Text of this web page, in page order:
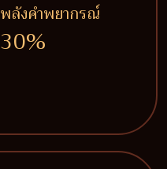
พลังคำพยากรณ์
30%